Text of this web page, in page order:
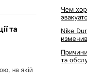
та
на якій
Чем
Nike
та